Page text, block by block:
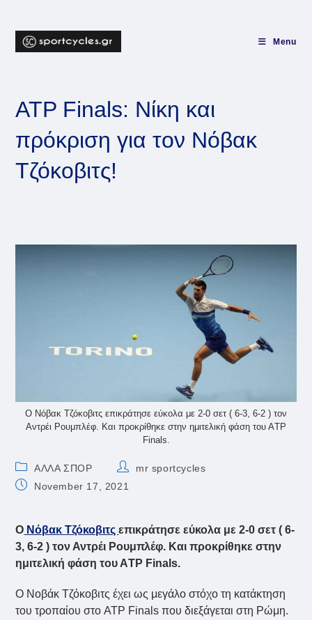
content
Menu
ATP Finals: Νίκη και
πρόκριση για τον Νόβακ
Τζόκοβιτς!
Ο Νόβακ Τζόκοβιτς επικράτησε εύκολα με 2-0 σετ ( 6-3, 6-2 ) τον
Αντρέι Ρουμπλέφ. Και προκρίθηκε στην ημιτελική φάση του ΑTP
Finals.
Post
category:
ΑΛΛΑ ΣΠΟΡ
Postmr sportcycles
PostNovember 17, 2021
Ο Νόβακ Τζόκοβιτςεπικράτησε εύκολα με 2-0 σετ ( 6-
3, 6-2 ) τον Αντρέι Ρουμπλέφ. Και προκρίθηκε στην
ημιτελική φάση του ΑTP Finals.
O Nοβάκ Τζόκοβιτς έχει ως μεγάλο στόχο τη κατάκτηση
του τροπαίου στο ATP Finals που διεξάγεται στη Ρώμη.